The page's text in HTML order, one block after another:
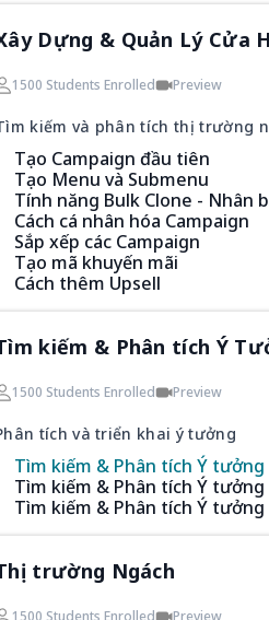
Dựng & Quản Lý Cửa
1500 Students Enrolled Preview
kiếm và phân tích thị trường
Tạo Campaign đầu tiên
Tạo Menu và Submenu
Tính năng Bulk Clone - Nhân
Cách cá nhân hóa Campaign
Sắp xếp các Campaign
Tạo mã khuyến mãi
Cách thêm Upsell
kiếm & Phân tích Ý
1500 Students Enrolled Preview
tích và triển khai ý tưởng
Tìm kiếm & Phân tích Ý tưởng
Tìm kiếm & Phân tích Ý tưởng
Tìm kiếm & Phân tích Ý tưởng
trường Ngách
1500 Students Enrolled Preview